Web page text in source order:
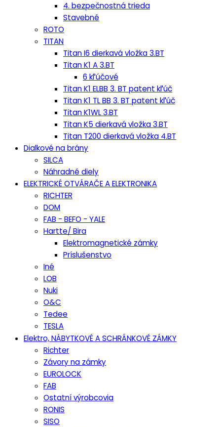
4. bezpečnostná trieda
Stavebné
ROTO
TITAN
Titan I6 dierkavá vložka 3.BT
Titan K1 A 3.BT
6 kľúčové
Titan K1 ELBB 3. BT patent kľúč
Titan K1 TL BB 3. BT patent kľúč
Titan K1WL 3.BT
Titan K5 dierkavá vložka 3.BT
Titan T200 dierkavá vložka 4.BT
Dialkové na brány
SILCA
Náhradné diely
ELEKTRICKÉ OTVÁRAČE A ELEKTRONIKA
RICHTER
DOM
FAB - BEFO - YALE
Hartte/ Bira
Elektromagnetické zámky
Príslušenstvo
Iné
LOB
Nuki
O&C
Tedee
TESLA
Elektro, NÁBYTKOVÉ A SCHRÁNKOVÉ ZÁMKY
Richter
Závory na zámky
EUROLOCK
FAB
Ostatní výrobcovia
RONIS
SISO